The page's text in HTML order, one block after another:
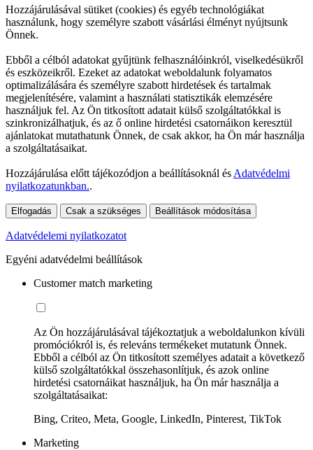
Hozzájárulásával sütiket (cookies) és egyéb technológiákat
használunk, hogy személyre szabott vásárlási élményt nyújtsunk
Önnek.
Ebből a célból adatokat gyűjtünk felhasználóinkról, viselkedésükről
és eszközeikről. Ezeket az adatokat weboldalunk folyamatos
optimalizálására és személyre szabott hirdetések és tartalmak
megjelenítésére, valamint a használati statisztikák elemzésére
használjuk fel. Az Ön titkosított adatait külső szolgáltatókkal is
szinkronizálhatjuk, és az ő online hirdetési csatornáikon keresztül
ajánlatokat mutathatunk Önnek, de csak akkor, ha Ön már használja
a szolgáltatásaikat.
Hozzájárulása előtt tájékozódjon a beállításoknál és Adatvédelmi
nyilatkozatunkban..
Elfogadás Csak a szükséges Beállítások módosítása
Adatvédelemi nyilatkozatot
Egyéni adatvédelmi beállítások
Customer match marketing
Az Ön hozzájárulásával tájékoztatjuk a weboldalunkon kívüli
promóciókról is, és releváns termékeket mutatunk Önnek.
Ebből a célból az Ön titkosított személyes adatait a következő
külső szolgáltatókkal összehasonlítjuk, és azok online
hirdetési csatornáikat használjuk, ha Ön már használja a
szolgáltatásaikat:
Bing, Criteo, Meta, Google, LinkedIn, Pinterest, TikTok
Marketing